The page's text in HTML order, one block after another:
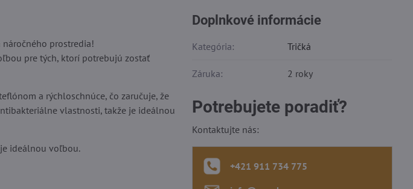
prostredia!
pre tých, ktorí potrebujú zostať
a rýchloschnúce, čo zaručuje, že
vlastnosti, takže je ideálnou
ideálnou voľbou.
Doplnkové informácie
Kategória: Tričká
Záruka: 2 roky
Potrebujete poradiť?
Kontaktujte nás:
+421 911 734 775